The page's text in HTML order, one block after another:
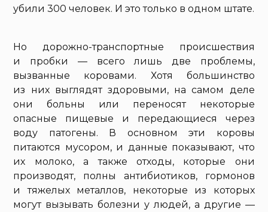
убили 300 человек. И это только в одном штате.
Но дорожно-транспортные происшествия
и пробки — всего лишь две проблемы,
вызванные коровами. Хотя большинство
из них выглядят здоровыми, на самом деле
они больны или переносят некоторые
опасные пищевые и передающиеся через
воду патогены. В основном эти коровы
питаются мусором, и данные показывают, что
их молоко, а также отходы, которые они
производят, полны антибиотиков, гормонов
и тяжелых металлов, некоторые из которых
могут вызывать болезни у людей, а другие —